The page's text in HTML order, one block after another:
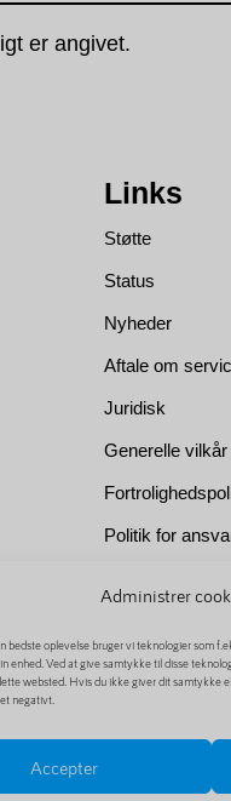
Administrer
bedste oplevelse bruger vi teknologier som
enhed. Ved at give samtykke til disse
websted. Hvis du ikke giver dit samtykke
negativt.
Accepter
er angivet.
Links
Støtte
Status
Nyheder
Aftale om
Juridisk
Generelle
Politik for